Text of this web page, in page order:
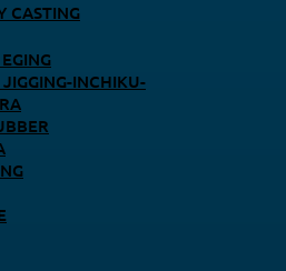
CASTING
JIGGING-INCHIKU-